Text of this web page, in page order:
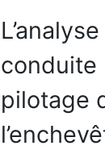
conduite
pilotage